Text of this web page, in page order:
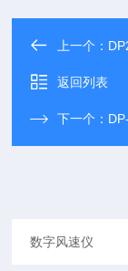
上一个：
返回列表
下一个：